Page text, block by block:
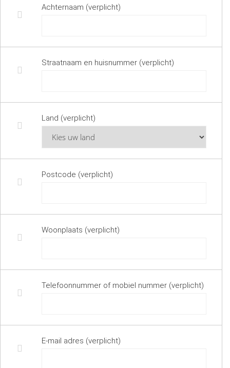
Achternaam (verplicht)
Straatnaam en huisnummer (verplicht)
Land (verplicht)
Postcode (verplicht)
Woonplaats (verplicht)
Telefoonnummer of mobiel nummer (verplicht)
E-mail adres (verplicht)